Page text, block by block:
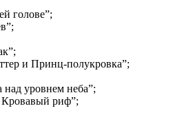
голове”;
и Принц-полукровка”;
уровнем неба”;
риф”;